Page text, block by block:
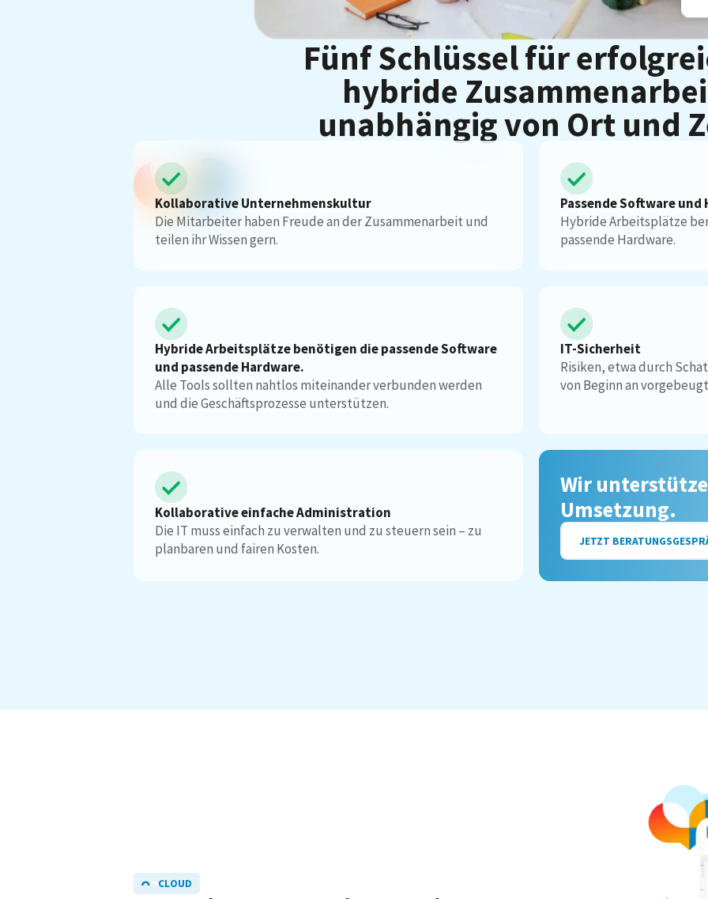
Fünf Schlüssel für
hybride
unabhängig von Ort und
Kollaborative Unternehmenskultur
Die Mitarbeiter haben Freude an der Zusammenarbeit und
teilen ihr Wissen gern.
Passende Software und
Hybride Arbeitsplätze
passende Hardware.
Hybride Arbeitsplätze benötigen die passende Software
und passende Hardware.
Alle Tools sollten nahtlos miteinander verbunden werden
und die Geschäftsprozesse unterstützen.
IT-Sicherheit
Risiken, etwa durch
von Beginn an
Kollaborative einfache Administration
Die IT muss einfach zu verwalten und zu steuern sein – zu
planbaren und fairen Kosten.
Wir
Umsetzung.
JETZT
CLOUD